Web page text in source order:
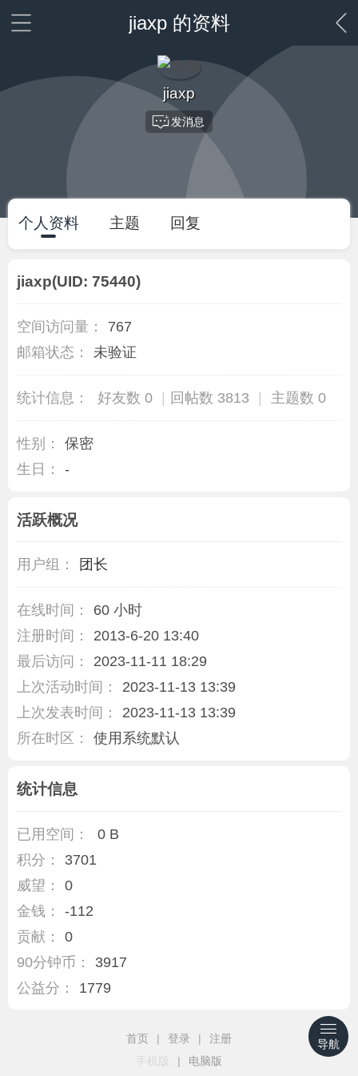
jiaxp 的资料
jiaxp
发消息
个人资料 主题 回复
jiaxp(UID: 75440)
空间访问量：
767
邮箱状态：
未验证
统计信息： 好友数 0 | 回帖数 3813 | 主题数 0
性别：
保密
生日：
-
活跃概况
用户组： 团长
在线时间：
60 小时
注册时间：
2013-6-20 13:40
最后访问：
2023-11-11 18:29
上次活动时间：
2023-11-13 13:39
上次发表时间：
2023-11-13 13:39
所在时区：
使用系统默认
统计信息
已用空间：
0 B
积分：
3701
威望：
0
金钱：
-112
贡献：
0
90分钟币：
3917
公益分：
1779
首页 | 登录 |
注册
手机版
| 电脑版
导航